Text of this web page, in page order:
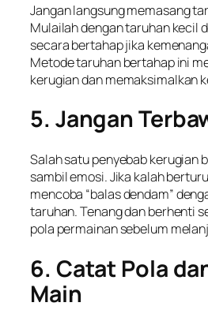
Jangan langsung memasang
Mulailah dengan taruhan kecil
secara bertahap jika
Metode taruhan bertahap ini
kerugian dan memaksimalkan
5. Jangan
Salah satu penyebab kerugian
sambil emosi. Jika kalah
mencoba “balas dendam”
taruhan. Tenang dan berhenti
pola permainan sebelum
6. Catat Pola
Main